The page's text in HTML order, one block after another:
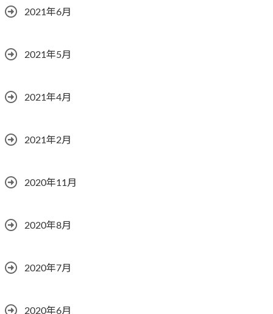
2021年6月
2021年5月
2021年4月
2021年2月
2020年11月
2020年8月
2020年7月
2020年6月